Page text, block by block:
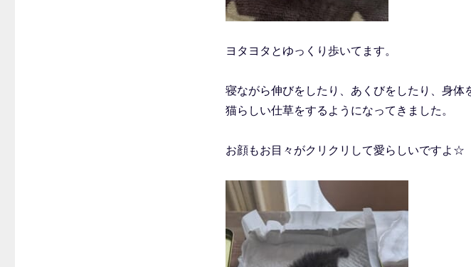
ヨタヨタとゆっくり歩いてます。
寝ながら伸びをしたり、あくびをしたり、身体
猫らしい仕草をするようになってきました。
お顔もお目々がクリクリして愛らしいですよ☆